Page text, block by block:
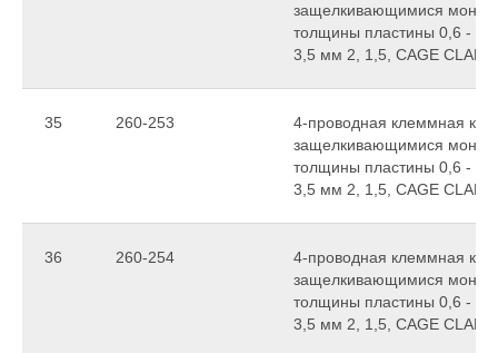
защелкивающимися
толщины пластины 0,6 -
3,5 мм 2, 1,5, CAGE CLAMP
35 260-253
4-проводная клеммная
защелкивающимися
толщины пластины 0,6 -
3,5 мм 2, 1,5, CAGE CLAMP
36 260-254
4-проводная клеммная
защелкивающимися
толщины пластины 0,6 -
3,5 мм 2, 1,5, CAGE CLAMP